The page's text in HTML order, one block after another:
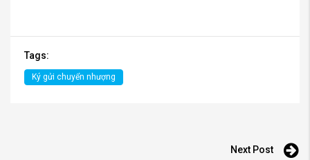
Tags:
Ký gửi chuyển nhượng
Next Post